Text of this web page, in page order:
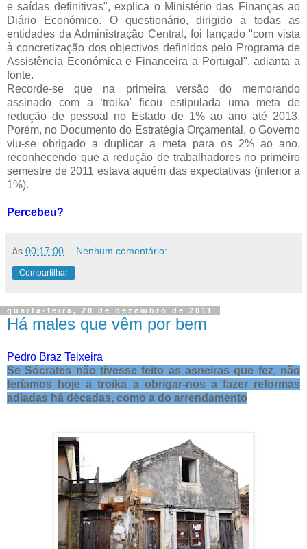
e saídas definitivas", explica o Ministério das Finanças ao
Diário Económico. O questionário, dirigido a todas as
entidades da Administração Central, foi lançado "com vista
à concretização dos objectivos definidos pelo Programa de
Assistência Económica e Financeira a Portugal", adianta a
fonte.
Recorde-se que na primeira versão do memorando
assinado com a ‘troika' ficou estipulada uma meta de
redução de pessoal no Estado de 1% ao ano até 2013.
Porém, no Documento do Estratégia Orçamental, o Governo
viu-se obrigado a duplicar a meta para os 2% ao ano,
reconhecendo que a redução de trabalhadores no primeiro
semestre de 2011 estava aquém das expectativas (inferior a
1%).
Percebeu?
às 00:17:00 Nenhum comentário:
Compartilhar
quarta-feira, 28 de dezembro de 2011
Há males que vêm por bem
Pedro Braz Teixeira
Se Sócrates não tivesse feito as asneiras que fez, não
teríamos hoje a troika a obrigar-nos a fazer reformas
adiadas há décadas, como a do arrendamento